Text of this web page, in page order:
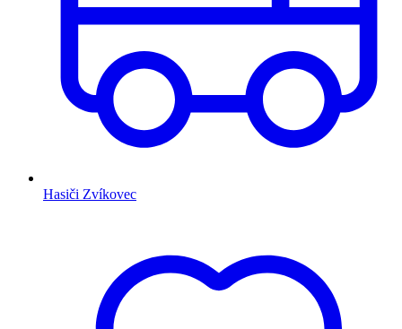
Hasiči Zvíkovec